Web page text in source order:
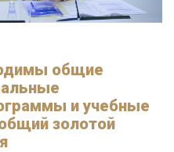
общие
и учебные
золотой